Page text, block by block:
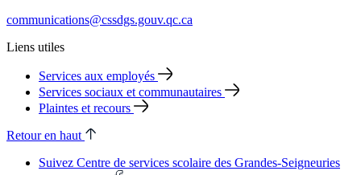
communications@cssdgs.gouv.qc.ca
Liens utiles
Services aux employés
Services sociaux et communautaires
Plaintes et recours
Retour en haut
Suivez Centre de services scolaire des Grandes‑Seigneuries